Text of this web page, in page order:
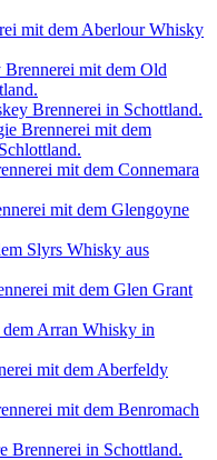
mit dem Aberlour Whisky
Brennerei mit dem Old
Brennerei in Schottland.
Brennerei mit dem
mit dem Connemara
mit dem Glengoyne
Slyrs Whisky aus
mit dem Glen Grant
Arran Whisky in
mit dem Aberfeldy
mit dem Benromach
Brennerei in Schottland.